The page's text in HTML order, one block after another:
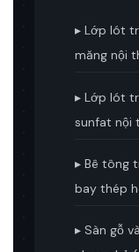
▸ Lớp lót
măng nội
▸ Lớp lót
sunfat nội
▸ Bê tông
bay thép
▸ Sàn gỗ